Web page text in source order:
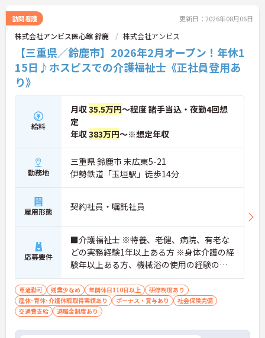
訪問看護 更新日：2026年08月06日
株式会社アンビス医心館 鈴鹿 株式会社アンビス
【三重県／鈴鹿市】2026年2月オープン！年休1
15日♪ホスピスでの介護福祉士《正社員登用あ
り》
給料
月収35.5万円～程度 諸手当込・夜勤4回想
定
年収383万円～※想定年収
勤務地
三重県 鈴鹿市 末広東5-21
伊勢鉄道「玉垣駅」徒歩14分
雇用形態 契約社員・嘱託社員
応募要件
■介護福祉士 ※特養、老健、病院、有老な
どの実務経験1年以上ある方 ※身体介護の経
験年以上ある方、機械浴の使用の経験のあ
る方歓迎
車通勤可 残業少なめ 年間休日110日以上
研修制度あり
産休･育休･介護休暇取得実績あり
ボーナス・賞与あり
社会保険完備
交通費支給
退職金制度あり